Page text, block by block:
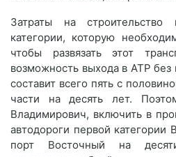
Затраты на
категории, которую
чтобы развязать этот
возможность выхода в АТР
составит всего пять с
части на десять лет.
Владимирович, включить в
автодороги первой категории
порт Восточный на